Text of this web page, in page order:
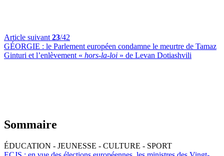
Article suivant 23/42
GÉORGIE : le Parlement européen condamne le meurtre de Tamaz
Ginturi et l’enlèvement « hors-la-loi » de Levan Dotiashvili
Sommaire
ÉDUCATION - JEUNESSE - CULTURE - SPORT